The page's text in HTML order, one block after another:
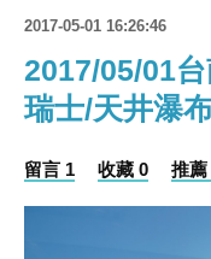
2017-05-01 16:26:46
2017/05/01
瑞士/天井瀑
留言 1 收藏 0 推薦